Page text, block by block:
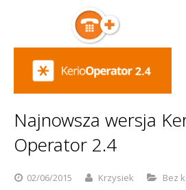
Serwery pocztowe
Sophos
Szkolenia
Kontakt
Polityka prywatności
Najnowsza wersja
Operator 2.4
02/06/2015 Krzysiek Bez